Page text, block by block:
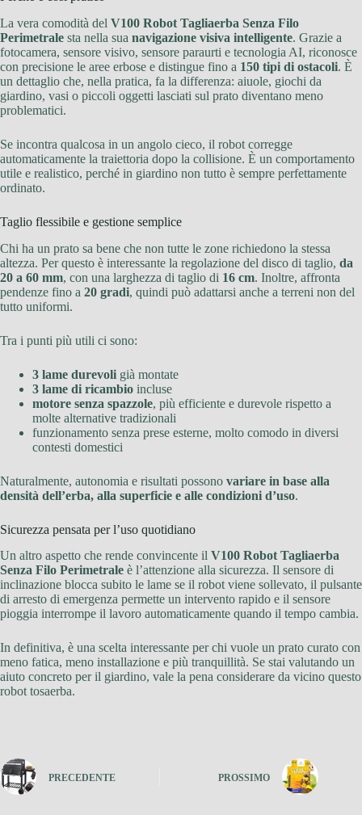
La vera comodità del V100 Robot Tagliaerba Senza Filo
Perimetrale sta nella sua navigazione visiva intelligente. Grazie a
fotocamera, sensore visivo, sensore paraurti e tecnologia AI, riconosce
con precisione le aree erbose e distingue fino a 150 tipi di ostacoli. È
un dettaglio che, nella pratica, fa la differenza: aiuole, giochi da
giardino, vasi o piccoli oggetti lasciati sul prato diventano meno
problematici.
Se incontra qualcosa in un angolo cieco, il robot corregge
automaticamente la traiettoria dopo la collisione. È un comportamento
utile e realistico, perché in giardino non tutto è sempre perfettamente
ordinato.
Taglio flessibile e gestione semplice
Chi ha un prato sa bene che non tutte le zone richiedono la stessa
altezza. Per questo è interessante la regolazione del disco di taglio, da
20 a 60 mm, con una larghezza di taglio di 16 cm. Inoltre, affronta
pendenze fino a 20 gradi, quindi può adattarsi anche a terreni non del
tutto uniformi.
Tra i punti più utili ci sono:
3 lame durevoli già montate
3 lame di ricambio incluse
motore senza spazzole, più efficiente e durevole rispetto a
molte alternative tradizionali
funzionamento senza prese esterne, molto comodo in diversi
contesti domestici
Naturalmente, autonomia e risultati possono variare in base alla
densità dell’erba, alla superficie e alle condizioni d’uso.
Sicurezza pensata per l’uso quotidiano
Un altro aspetto che rende convincente il V100 Robot Tagliaerba
Senza Filo Perimetrale è l’attenzione alla sicurezza. Il sensore di
inclinazione blocca subito le lame se il robot viene sollevato, il pulsante
di arresto di emergenza permette un intervento rapido e il sensore
pioggia interrompe il lavoro automaticamente quando il tempo cambia.
In definitiva, è una scelta interessante per chi vuole un prato curato con
meno fatica, meno installazione e più tranquillità. Se stai valutando un
aiuto concreto per il giardino, vale la pena considerare da vicino questo
robot tosaerba.
PRECEDENTE PROSSIMO